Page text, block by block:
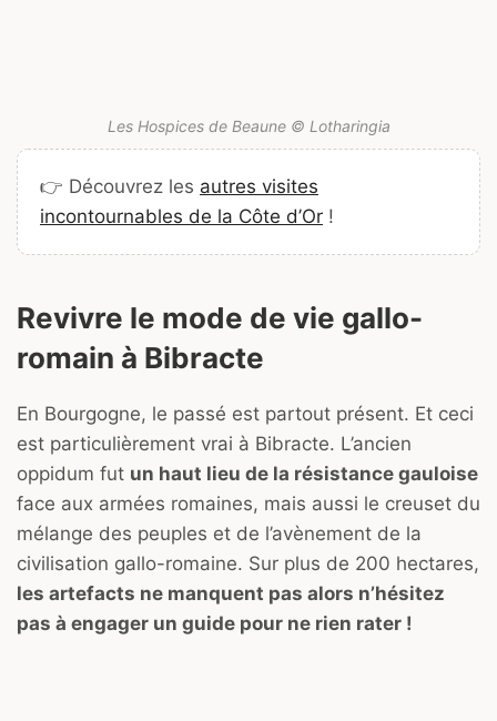
Les Hospices de Beaune © Lotharingia
👉 Découvrez les autres visites
incontournables de la Côte d’Or !
Revivre le mode de vie gallo-
romain à Bibracte
En Bourgogne, le passé est partout présent. Et ceci
est particulièrement vrai à Bibracte. L’ancien
oppidum fut un haut lieu de la résistance gauloise
face aux armées romaines, mais aussi le creuset du
mélange des peuples et de l’avènement de la
civilisation gallo-romaine. Sur plus de 200 hectares,
les artefacts ne manquent pas alors n’hésitez
pas à engager un guide pour ne rien rater !